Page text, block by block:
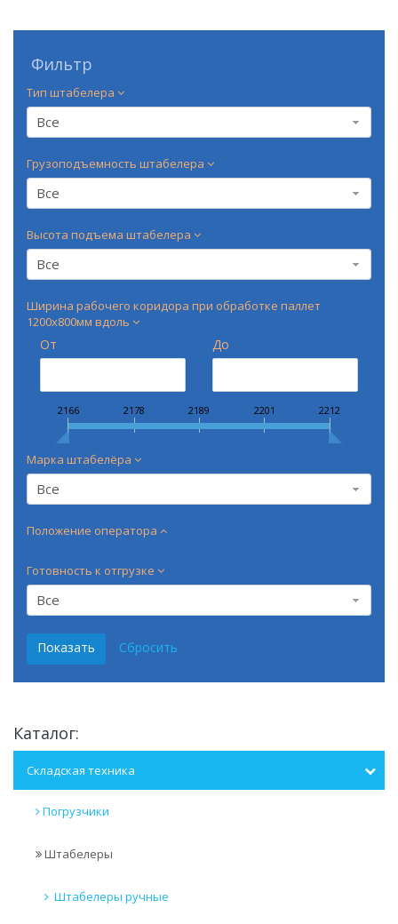
Фильтр
Тип штабелера
Все
Грузоподъемность штабелера
Все
Высота подъема штабелера
Все
Ширина рабочего коридора при обработке паллет
1200х800мм вдоль
От До
2166 2178 2189 2201 2212
Марка штабелёра
Все
Положение оператора
Готовность к отгрузке
Все
Каталог:
Складская техника
Погрузчики
Штабелеры
Штабелеры ручные